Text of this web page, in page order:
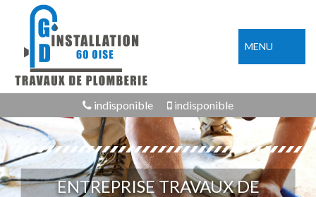
MENU
indisponible indisponible
ENTREPRISE TRAVAUX DE